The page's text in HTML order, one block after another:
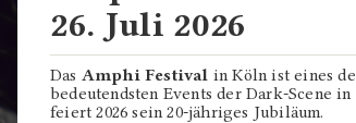
26. Juli 2026
Das Amphi Festival in Köln ist eines
bedeutendsten Events der Dark-Scene in
feiert 2026 sein 20-jähriges Jubiläum.